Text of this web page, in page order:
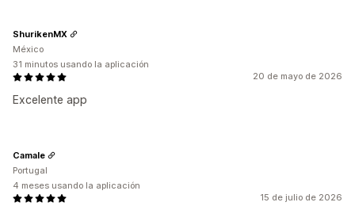
20 de mayo de 2026
Excelente app
ShurikenMX
México
31 minutos usando la aplicación
15 de julio de 2026
Camale
Portugal
4 meses usando la aplicación